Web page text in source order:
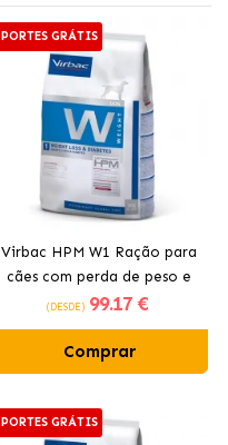
PORTES GRÁTIS
Virbac HPM W1 Ração para
cães com perda de peso e
diabetes
(DESDE) 99.17 €
Comprar
PORTES GRÁTIS